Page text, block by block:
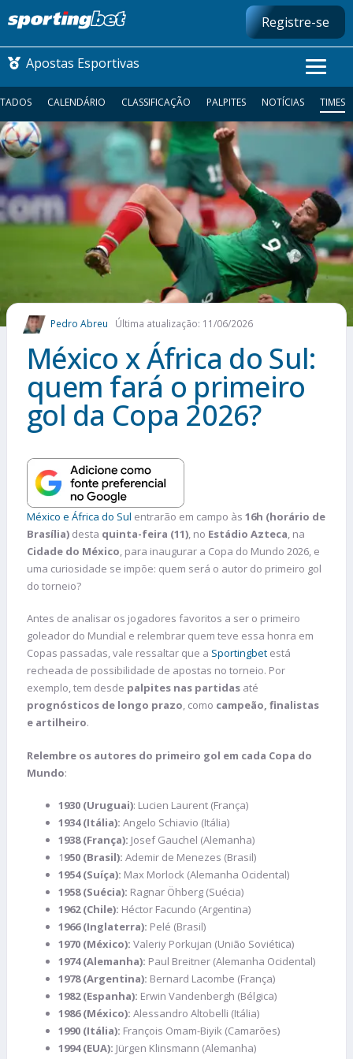
Registre-se
Apostas Esportivas
CONMEBOL LIBERTADORES
FUTEBOL NACIONAL
FUTEBOL INTERNACIONAL
COMO APOSTAR
MAIS ESPORTES
CALENDÁRIO CLASSIFICAÇÃO PALPITES NOTÍCIAS TIMES
Pedro Abreu Última atualização: 11/06/2026
México x África do Sul:
quem fará o primeiro
gol da Copa 2026?
México e África do Sul entrarão em campo às 16h (horário de
Brasília) desta quinta-feira (11), no Estádio Azteca, na
Cidade do México, para inaugurar a Copa do Mundo 2026, e
uma curiosidade se impõe: quem será o autor do primeiro gol
do torneio?
Antes de analisar os jogadores favoritos a ser o primeiro
goleador do Mundial e relembrar quem teve essa honra em
Copas passadas, vale ressaltar que a Sportingbet está
recheada de possibilidade de apostas no torneio. Por
exemplo, tem desde palpites nas partidas até
prognósticos de longo prazo, como campeão, finalistas
e artilheiro.
Relembre os autores do primeiro gol em cada Copa do
Mundo:
1930 (Uruguai): Lucien Laurent (França)
1934 (Itália): Angelo Schiavio (Itália)
1938 (França): Josef Gauchel (Alemanha)
1950 (Brasil): Ademir de Menezes (Brasil)
1954 (Suíça): Max Morlock (Alemanha Ocidental)
1958 (Suécia): Ragnar Öhberg (Suécia)
1962 (Chile): Héctor Facundo (Argentina)
1966 (Inglaterra): Pelé (Brasil)
1970 (México): Valeriy Porkujan (União Soviética)
1974 (Alemanha): Paul Breitner (Alemanha Ocidental)
1978 (Argentina): Bernard Lacombe (França)
1982 (Espanha): Erwin Vandenbergh (Bélgica)
1986 (México): Alessandro Altobelli (Itália)
1990 (Itália): François Omam-Biyik (Camarões)
1994 (EUA): Jürgen Klinsmann (Alemanha)